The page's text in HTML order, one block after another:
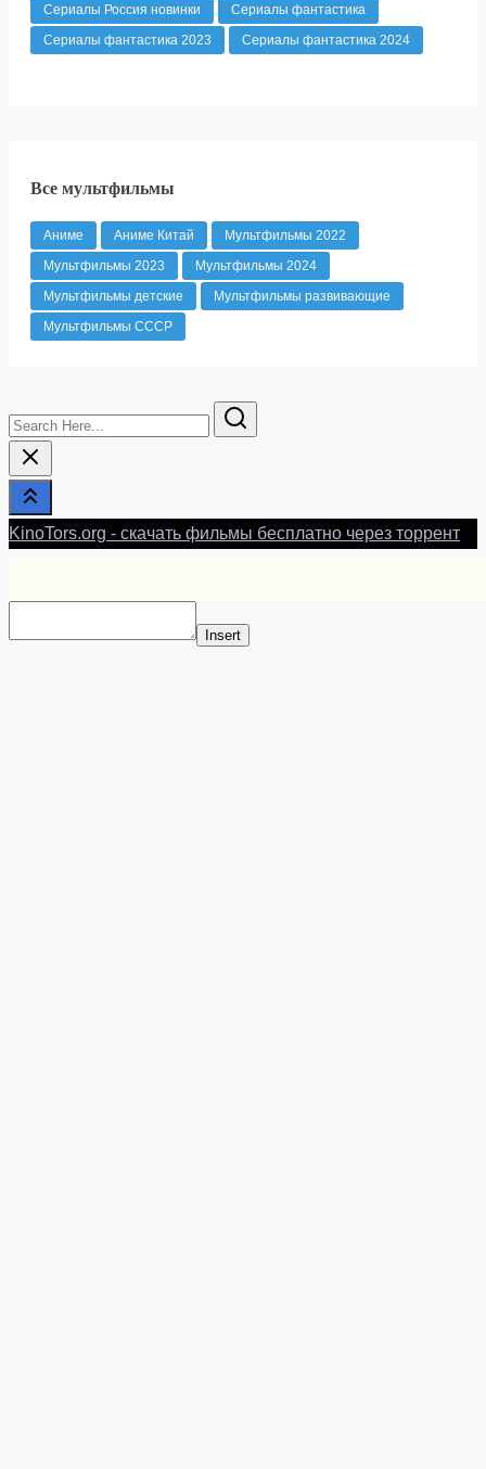
Сериалы Россия новинки
Сериалы фантастика
Сериалы фантастика 2023
Сериалы фантастика 2024
Все мультфильмы
Аниме Аниме Китай
Мультфильмы 2022
Мультфильмы 2023
Мультфильмы 2024
Мультфильмы детские
Мультфильмы развивающие
Мультфильмы СССР
Search
Here...
KinoTors.org - скачать фильмы бесплатно через торрент
Insert